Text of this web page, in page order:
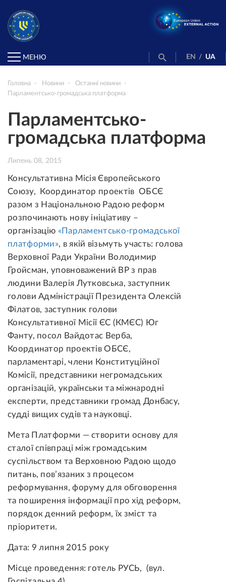
МЕНЮ EN / UA
Головна Новини
Останні новини
Парламентсько-громадська платформа
Парламентсько-
громадська платформа
Липень 08, 2015
Консультативна Місія Європейського
Союзу, Координатор проектів ОБСЄ
разом з Національною Радою реформ
розпочинають нову ініціативу –
організацію «Парламентсько-громадської
платформи», в якій візьмуть участь: голова
Верховної Ради України Володимир
Гройсман, уповноважений ВР з прав
людини Валерія Лутковська, заступник
голови Адміністрації Президента Олексій
Філатов, заступник голови
Консультативної Місії ЄС (КМЄС) Юг
Фанту, посол Вайдотас Верба,
Координатор проектів ОБСЄ,
парламентарі, члени Конституційної
Комісії, представники негромадських
організацій, українськи та міжнародні
експерти, представники громад Донбасу,
судді вищих судів та науковці.
Мета Платформи — створити основу для
сталої співпраці між громадським
суспільством та Верховною Радою щодо
питань, пов’язаних з процесом
реформування, форуму для обговорення
та поширення інформації про хід реформ,
порядок денний реформ, їх зміст та
пріоритети.
Дата: 9 липня 2015 року
Місце проведення: готель РУСЬ, (вул.